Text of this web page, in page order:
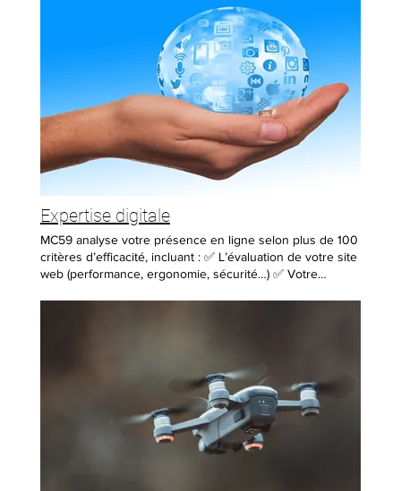
Expertise digitale
MC59 analyse votre présence en ligne selon plus de 100
critères d’efficacité, incluant : ✅ L’évaluation de votre site
web (performance, ergonomie, sécurité…) ✅ Votre
ligne, 59€ vous seront remboursés. 📞 Contactez-nous et
prenez le contrôle de votre présence digitale !